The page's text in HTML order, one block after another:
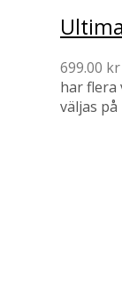
699.00 kr
har flera
väljas